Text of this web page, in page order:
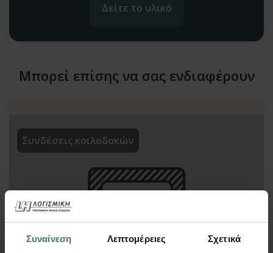
Συναίνεση Λεπτομέρειες Σχετικά
Δείτε το υλικό
Μπορεί επίσης να σας ενδιαφέρουν
Συνδέσεις κοιλοδοκών